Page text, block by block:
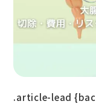
.article-lead